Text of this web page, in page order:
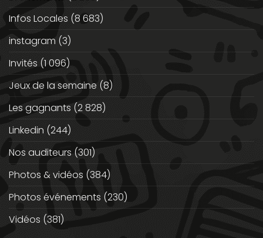
Infos Locales (8 683)
instagram (3)
Invités (1 096)
Jeux de la semaine (8)
Les gagnants (2 828)
Linkedin (244)
Nos auditeurs (301)
Photos & vidéos (384)
Photos événements (230)
Vidéos (381)